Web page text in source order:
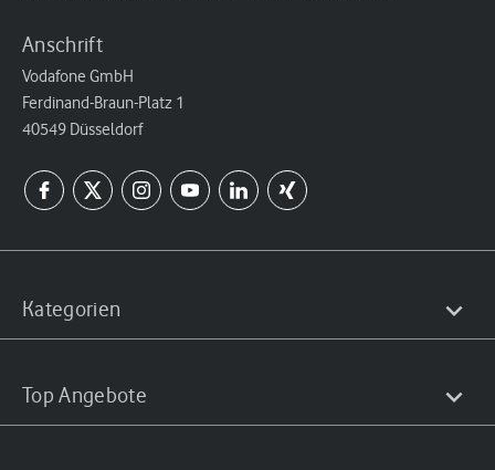
Anschrift
Vodafone GmbH
Ferdinand-Braun-Platz 1
40549 Düsseldorf
Kategorien
Top Angebote